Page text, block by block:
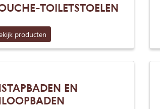
TOILETSTOELEN
producten
EN